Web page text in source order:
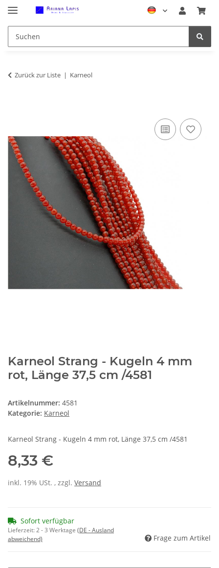
Zurück zur Liste Karneol
Karneol Strang - Kugeln 4 mm
rot, Länge 37,5 cm /4581
Artikelnummer: 4581
Kategorie: Karneol
Karneol Strang - Kugeln 4 mm rot, Länge 37,5 cm /4581
8,33 €
inkl. 19% USt. , zzgl. Versand
Sofort verfügbar
Lieferzeit:2 - 3 Werktage (DE - Ausland
abweichend)
Frage zum Artikel